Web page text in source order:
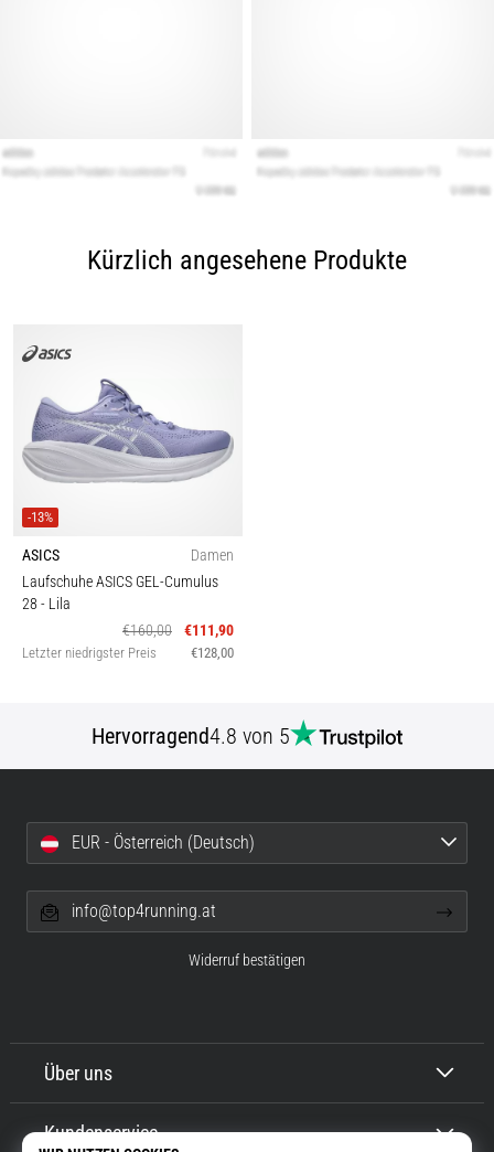
Kürzlich angesehene Produkte
-13%
ASICS
Damen
Laufschuhe ASICS GEL-Cumulus
28 - Lila
€160,00
€111,90
Letzter niedrigster Preis €128,00
Hervorragend4.8 von 5
Über uns
Kundenservice
EUR - Österreich (Deutsch)
info@top4running.at
Widerruf bestätigen